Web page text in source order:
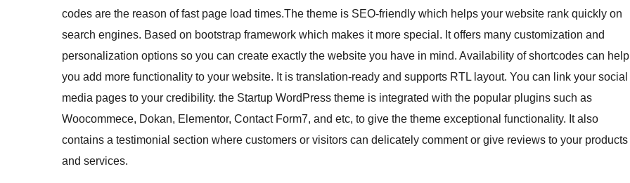
codes are the reason of fast page load times.The theme is SEO-friendly which helps your website rank quickly on
search engines. Based on bootstrap framework which makes it more special. It offers many customization and
personalization options so you can create exactly the website you have in mind. Availability of shortcodes can help
you add more functionality to your website. It is translation-ready and supports RTL layout. You can link your social
media pages to your credibility. the Startup WordPress theme is integrated with the popular plugins such as
Woocommece, Dokan, Elementor, Contact Form7, and etc, to give the theme exceptional functionality. It also
contains a testimonial section where customers or visitors can delicately comment or give reviews to your products
and services.